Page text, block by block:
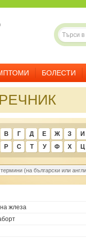
БОЛЕСТИ
В Г Д Е Ж З
И
Р С Т У Ф Х Ц
жлеза